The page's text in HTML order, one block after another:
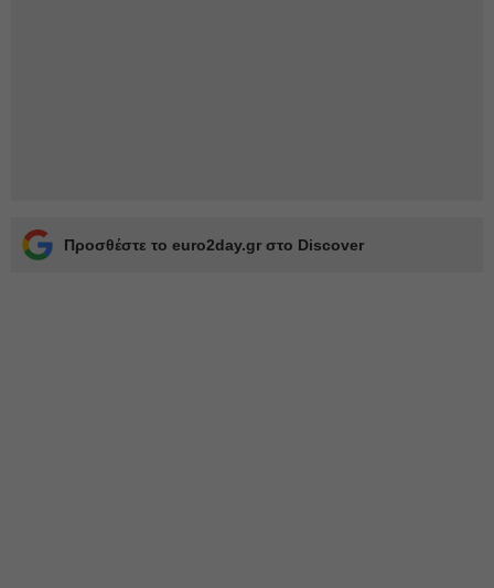
Προσθέστε το euro2day.gr στο Discover